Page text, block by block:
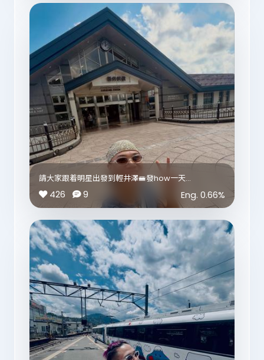
請大家跟着明星出發到輕井澤🚝發how一天
租車舖頭用好多简体字 叫租電動單車嘅人不要亂搭😂
離開東京 一個好悠閒嘅地方 慢慢騎單車 感受微風和太
陽🌞
明星去到商店街 聽到好多廣東話普通話嘈喧巴閉🤦‍♀️
明星決定遠離香港人同埋普通話 繼續去森林探險
來到大石公園 內心與湖面一樣平靜
點解可以靚😍
426 9 Eng. 0.66%